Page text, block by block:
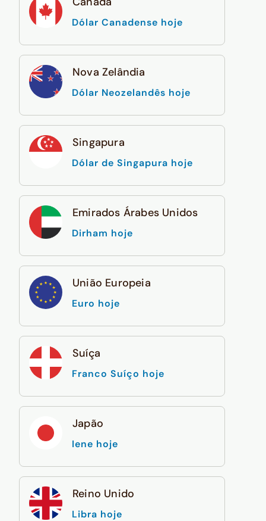
Dólar Canadense hoje
Nova Zelândia
Dólar Neozelandês hoje
Singapura
Dólar de Singapura hoje
Emirados Árabes Unidos
Dirham hoje
União Europeia
Euro hoje
Suíça
Franco Suíço hoje
Japão
Iene hoje
Reino Unido
Libra hoje